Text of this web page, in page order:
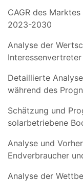
CAGR des
2023-2030
Analyse der
Interessenvertreter
Detaillierte
während des
Schätzung und
solarbetriebene
Analyse und
Endverbraucher
Analyse der